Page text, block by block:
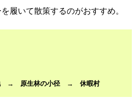
履いて散策するのがおすすめ。
→ 原生林の小径 → 休暇村